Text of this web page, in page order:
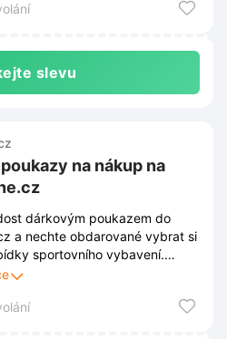
slevu
na nákup na
dárkovým poukazem do
a nechte obdarované vybrat si
sportovního vybavení.
pro každého, kdo miluje pohyb